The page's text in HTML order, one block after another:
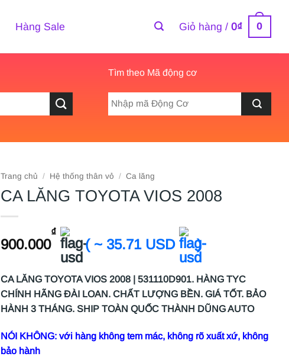
Hàng Sale Giỏ hàng /0₫ 0
Tìm theo Mã động cơ
Trang chủ / Hệ thống thân vỏ / Ca lăng
CA LĂNG TOYOTA VIOS 2008
900.000
₫
( ~ 35.71 USD )
CA LĂNG TOYOTA VIOS 2008 | 531110D901. HÀNG TYC
CHÍNH HÃNG ĐÀI LOAN. CHẤT LƯỢNG BỀN. GIÁ TỐT. BẢO
HÀNH 3 THÁNG. SHIP TOÀN QUỐC THÀNH DŨNG AUTO
NÓI KHÔNG: với hàng không tem mác, không rõ xuất xứ, không
bảo hành